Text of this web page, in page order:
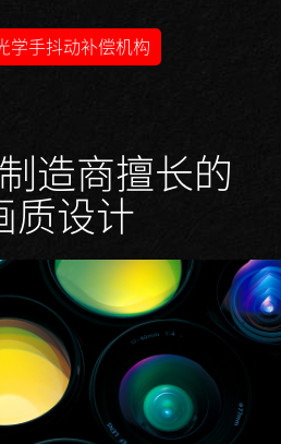
学手抖动补偿机构
造商擅长的
质设计